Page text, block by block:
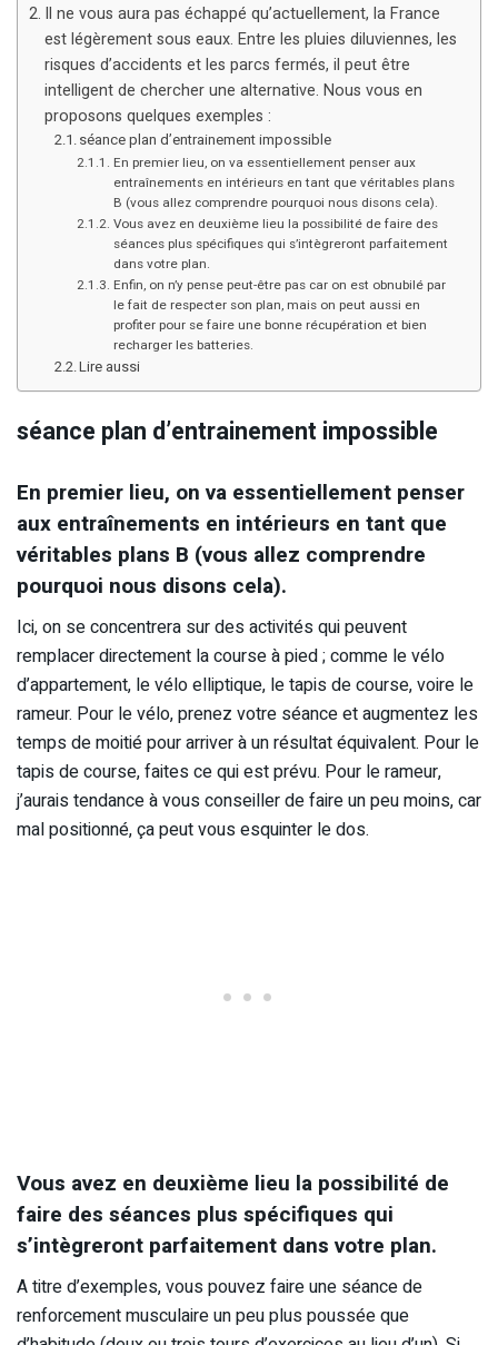
Il ne vous aura pas échappé qu’actuellement, la France
est légèrement sous eaux. Entre les pluies diluviennes, les
risques d’accidents et les parcs fermés, il peut être
intelligent de chercher une alternative. Nous vous en
proposons quelques exemples :
séance plan d’entrainement impossible
En premier lieu, on va essentiellement penser aux
entraînements en intérieurs en tant que véritables plans
B (vous allez comprendre pourquoi nous disons cela).
Vous avez en deuxième lieu la possibilité de faire des
séances plus spécifiques qui s’intègreront parfaitement
dans votre plan.
Enfin, on n’y pense peut-être pas car on est obnubilé par
le fait de respecter son plan, mais on peut aussi en
profiter pour se faire une bonne récupération et bien
recharger les batteries.
Lire aussi
séance plan d’entrainement impossible
En premier lieu, on va essentiellement penser
aux entraînements en intérieurs en tant que
véritables plans B (vous allez comprendre
pourquoi nous disons cela).
Ici, on se concentrera sur des activités qui peuvent
remplacer directement la course à pied ; comme le vélo
d’appartement, le vélo elliptique, le tapis de course, voire le
rameur. Pour le vélo, prenez votre séance et augmentez les
temps de moitié pour arriver à un résultat équivalent. Pour le
tapis de course, faites ce qui est prévu. Pour le rameur,
j’aurais tendance à vous conseiller de faire un peu moins, car
mal positionné, ça peut vous esquinter le dos.
Vous avez en deuxième lieu la possibilité de
faire des séances plus spécifiques qui
s’intègreront parfaitement dans votre plan.
A titre d’exemples, vous pouvez faire une séance de
renforcement musculaire un peu plus poussée que